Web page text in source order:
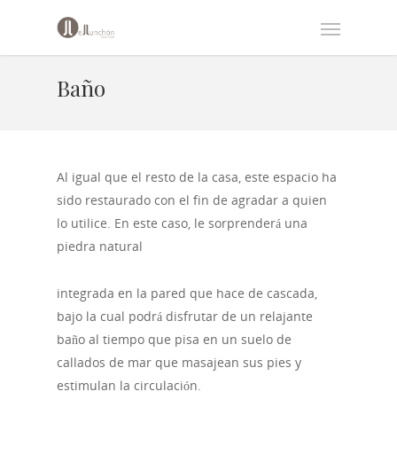
Baño
Al igual que el resto de la casa, este espacio ha
sido restaurado con el fin de agradar a quien
lo utilice. En este caso, le sorprenderá una
piedra natural
integrada en la pared que hace de cascada,
bajo la cual podrá disfrutar de un relajante
baño al tiempo que pisa en un suelo de
callados de mar que masajean sus pies y
estimulan la circulación.